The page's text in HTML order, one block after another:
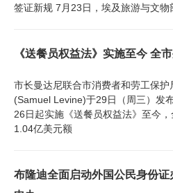
签证新规 7月23日，埃及旅游与文
《送餐员权益法》实施至今 全
市长曼达尼联合市消费者和劳工保护
(Samuel Levine)于29日（周三）发
26日起实施《送餐员权益法》至今
1.04亿美元额
布隆迪全面启动外国公民身份